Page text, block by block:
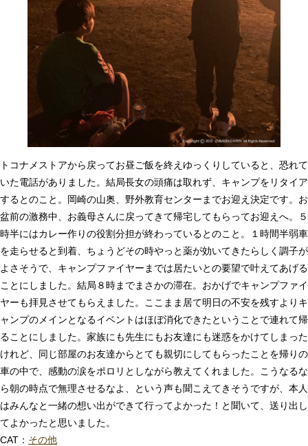
トコナメストアから戻ってお昼ご飯を終えゆっくりしていると、恐れて
いた電話がありました。結局長女の頭痛は取れず、キャンプをリタイア
するとのこと。岡崎の山奥、野外教育センターまでお迎え決定です。お
盆前の激務中、お義母さんに戻ってきて帰宅してもらってお迎えへ。５
時半にはカレー作りの役割分担が終わっているとのこと。１時間半弱車
を走らせると到着、ちょうどその時やっと薬が効いてきたらしく調子が
よさそうで、キャンプファイヤーまでは居たいとの要望で叶えてあげる
ことにしました。結局８時までまさかの滞在。おかげでキャンプファイ
ヤーも拝見させてもらえました。ここまま居て明日の不安を残すよりキ
ャンプのメインとなるイベントはほぼ消化できたということで連れて帰
ることにしました。家族にも先生にもお友達にも迷惑をかけてしまった
けれど、同じ部屋のお友達からとても親切にしてもらったことを帰りの
車の中で、感動の涙をポロリとしながら教えてくれました。こうなるな
ら朝の時点で無理させるなよ、という声も聞こえてきそうですが、本人
はみんなと一緒の想い出ができて行ってよかった！と聞いて、送り出し
てよかったと思いました。
CAT： その他